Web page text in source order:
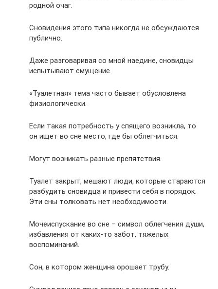
родной очаг.
Сновидения этого типа никогда не обсуждаются
публично.
Даже разговаривая со мной наедине, сновидцы
испытывают смущение.
«Туалетная» тема часто бывает обусловлена
физиологически.
Если такая потребность у спящего возникла, то
он ищет во сне место, где бы облегчиться.
Могут возникать разные препятствия.
Туалет закрыт, мешают люди, которые стараются
разбудить сновидца и привести себя в порядок.
Эти сны толковать нет необходимости.
Мочеиспускание во сне – символ облегчения души,
избавления от каких-то забот, тяжелых
воспоминаний.
Сон, в котором женщина орошает трубу.